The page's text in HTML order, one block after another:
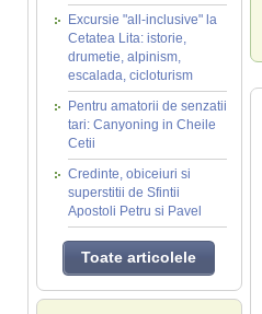
Excursie "all-inclusive" la
Cetatea Lita: istorie,
drumetie, alpinism,
escalada, cicloturism
Pentru amatorii de senzatii
tari: Canyoning in Cheile
Cetii
Credinte, obiceiuri si
superstitii de Sfintii
Apostoli Petru si Pavel
Toate articolele